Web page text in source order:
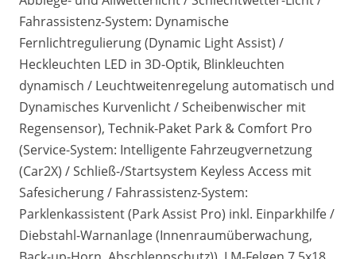
Fahrassistenz-System: Dynamische
Fernlichtregulierung (Dynamic Light Assist) /
Heckleuchten LED in 3D-Optik, Blinkleuchten
dynamisch / Leuchtweitenregelung automatisch und
Dynamisches Kurvenlicht / Scheibenwischer mit
Regensensor), Technik-Paket Park & Comfort Pro
(Service-System: Intelligente Fahrzeugvernetzung
(Car2X) / Schließ-/Startsystem Keyless Access mit
Safesicherung / Fahrassistenz-System:
Parklenkassistent (Park Assist Pro) inkl. Einparkhilfe /
Diebstahl-Warnanlage (Innenraumüberwachung,